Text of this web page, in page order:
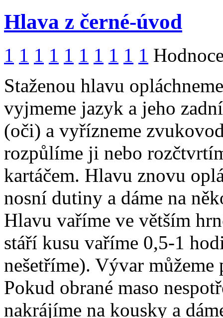
Hlava z černé-úvod
1 1 1 1 1 1 1 1 1 1
Staženou hlavu
vyjmeme jazyk a jeho
(oči) a vyřízneme
rozpůlíme ji nebo
kartáčem. Hlavu znovu
nosní dutiny a dáme na
Hlavu vaříme ve větším
stáří kusu vaříme 0,5-1
nešetříme). Vývar
Pokud obrané maso
nakrájíme na kousky a